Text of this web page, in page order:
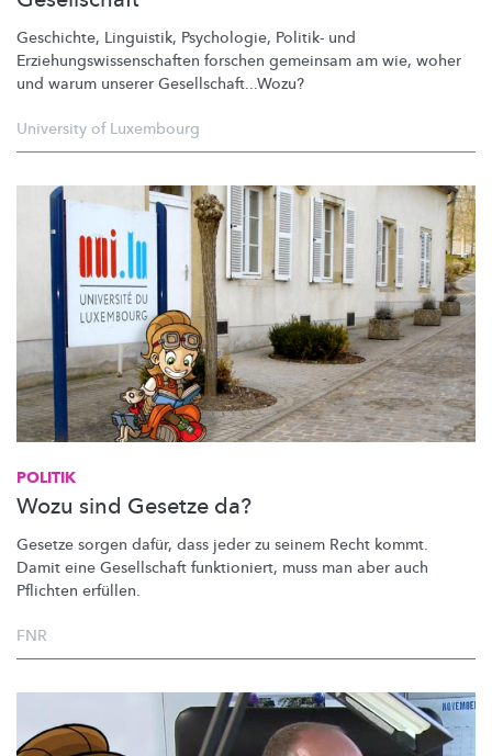
Geschichte, Linguistik, Psychologie, Politik- und
Erziehungswissenschaften forschen gemeinsam am wie, woher
und warum unserer Gesellschaft...Wozu?
University of Luxembourg
POLITIK
Wozu sind Gesetze da?
Gesetze sorgen dafür, dass jeder zu seinem Recht kommt.
Damit eine Gesellschaft funktioniert, muss man aber auch
Pflichten erfüllen.
FNR